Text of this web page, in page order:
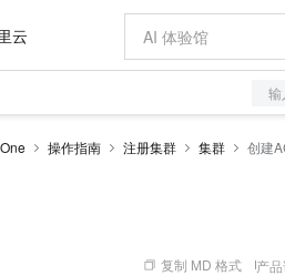
云
输
操作指南 注册集群 集群 创建
复制 MD 格式 产
大模型服务
建站服务
Pro
V4-Pro 一键购买专属联机
，加速 Al 应用落地
计划
，加速一人公司成长
AI 场景体验
从图文生成到视频创
术红利
配置报价器
基础软件
产品伙伴合作
阿里云认证
市场活动